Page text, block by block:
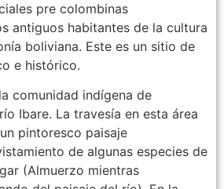
pre colombinas
antiguos habitantes de la cultura
boliviana. Este es un sitio de
e histórico.
comunidad indígena de
Ibare. La travesía en esta área
pintoresco paisaje
de algunas especies de
(Almuerzo mientras